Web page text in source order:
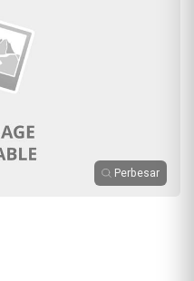
Perbesar